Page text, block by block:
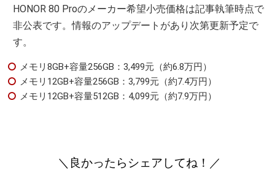
HONOR 80 Proのメーカー希望小売価格は記事執筆時点で
非公表です。情報のアップデートがあり次第更新予定で
す。
メモリ8GB+容量256GB：3,499元（約6.8万円）
メモリ12GB+容量256GB：3,799元（約7.4万円）
メモリ12GB+容量512GB：4,099元（約7.9万円）
＼良かったらシェアしてね！／